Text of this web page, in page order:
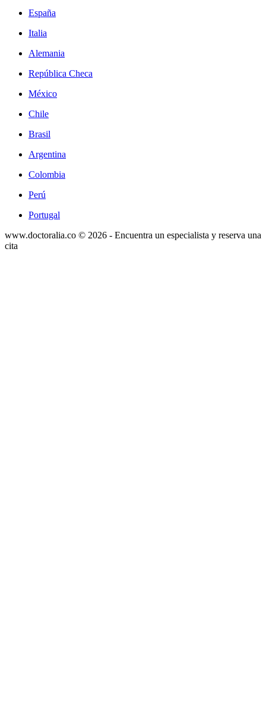
España
Italia
Alemania
República Checa
México
Chile
Brasil
Argentina
Colombia
Perú
Portugal
www.doctoralia.co © 2026 - Encuentra un especialista y reserva una
cita